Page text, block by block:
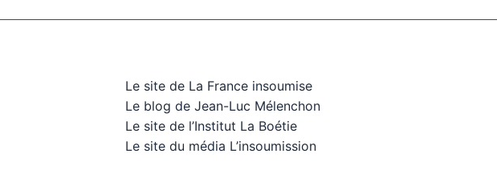
Le site de La France insoumise
Le blog de Jean-Luc Mélenchon
Le site de l’Institut La Boétie
Le site du média L’insoumission